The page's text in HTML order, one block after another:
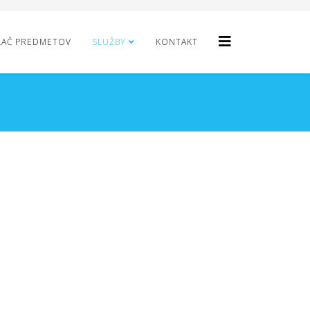
PREDMETOV SLUŽBY KONTAKT